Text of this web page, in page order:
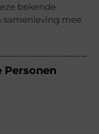
bekende
samenleving mee
Personen